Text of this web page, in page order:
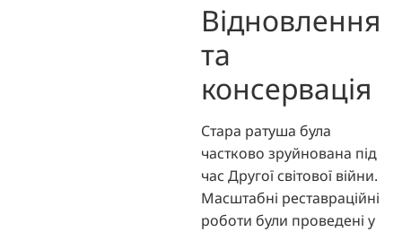
Відновлення
та
консервація
Стара ратуша була
частково зруйнована під
час Другої світової війни.
Масштабні реставраційні
роботи були проведені у